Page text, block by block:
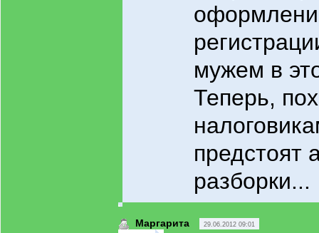
мужем в
Теперь,
предстоят
разборки...
Маргарита 29.06.2012 09:01